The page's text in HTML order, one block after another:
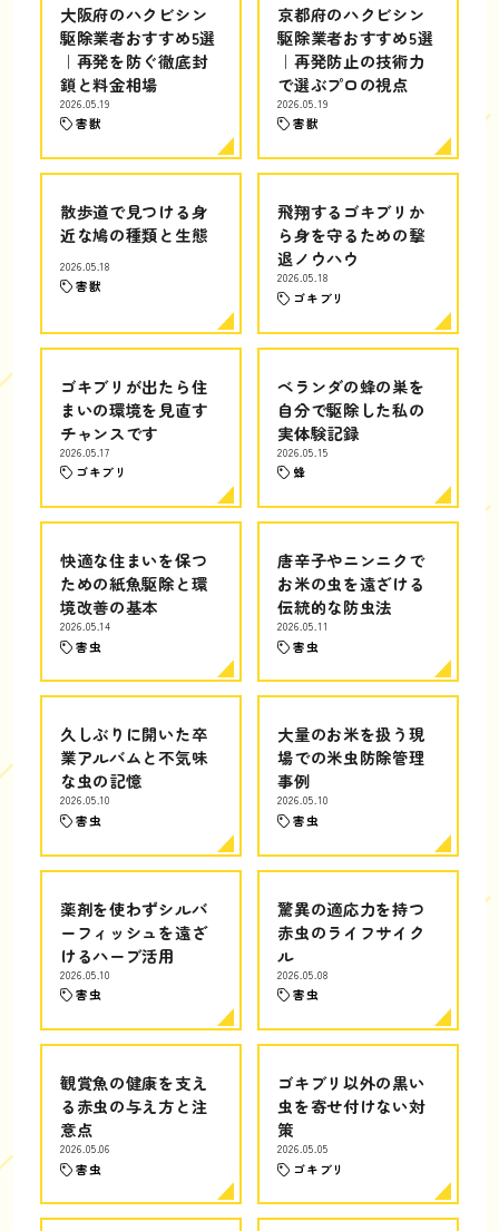
大阪府のハクビシン
駆除業者おすすめ5選
｜再発を防ぐ徹底封
鎖と料金相場
2026.05.19
害獣
京都府のハクビシン
駆除業者おすすめ5選
｜再発防止の技術力
で選ぶプロの視点
2026.05.19
害獣
散歩道で見つける身
近な鳩の種類と生態
2026.05.18
害獣
飛翔するゴキブリか
ら身を守るための撃
退ノウハウ
2026.05.18
ゴキブリ
ゴキブリが出たら住
まいの環境を見直す
チャンスです
2026.05.17
ゴキブリ
ベランダの蜂の巣を
自分で駆除した私の
実体験記録
2026.05.15
蜂
快適な住まいを保つ
ための紙魚駆除と環
境改善の基本
2026.05.14
害虫
唐辛子やニンニクで
お米の虫を遠ざける
伝統的な防虫法
2026.05.11
害虫
久しぶりに開いた卒
業アルバムと不気味
な虫の記憶
2026.05.10
害虫
大量のお米を扱う現
場での米虫防除管理
事例
2026.05.10
害虫
薬剤を使わずシルバ
ーフィッシュを遠ざ
けるハーブ活用
2026.05.10
害虫
驚異の適応力を持つ
赤虫のライフサイク
ル
2026.05.08
害虫
観賞魚の健康を支え
る赤虫の与え方と注
意点
2026.05.06
害虫
ゴキブリ以外の黒い
虫を寄せ付けない対
策
2026.05.05
ゴキブリ